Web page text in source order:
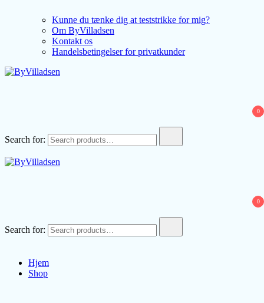
Kunne du tænke dig at teststrikke for mig?
Om ByVilladsen
Kontakt os
Handelsbetingelser for privatkunder
0
Search for:
0
Search for:
Hjem
Shop